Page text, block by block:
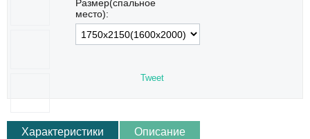
Размер(спальное
место):
Tweet
Характеристики Описание